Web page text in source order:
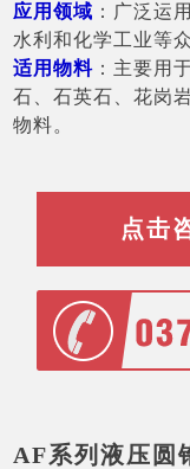
应用领域 ：广泛运
水利和化学工业等
适用物料 ：主要用
石、石英石、花岗
物料。
点击
AF系列液压圆